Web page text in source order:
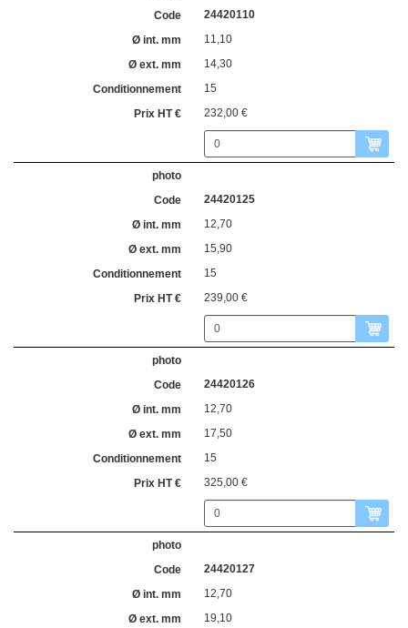
24420110
11,10
14,30
15
232,00 €
24420125
12,70
15,90
15
239,00 €
24420126
12,70
17,50
15
325,00 €
24420127
12,70
19,10